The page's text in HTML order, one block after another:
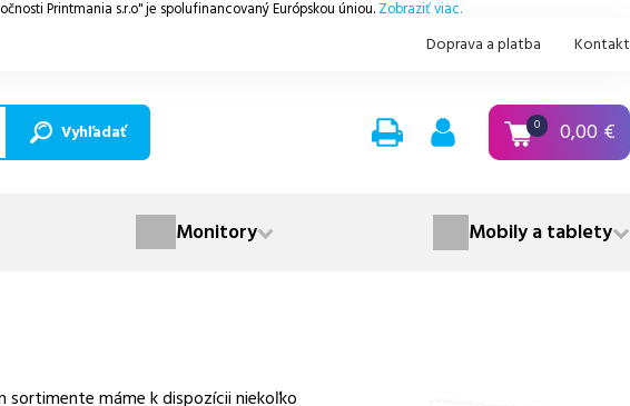
Printmania s.r.o" je spolufinancovaný Európskou úniou. Zobraziť viac.
Doprava a platba Kontakt
Vyhľadať 0 0,00 €
Monitory Mobily a tablety
sortimente máme k dispozícii niekoľko